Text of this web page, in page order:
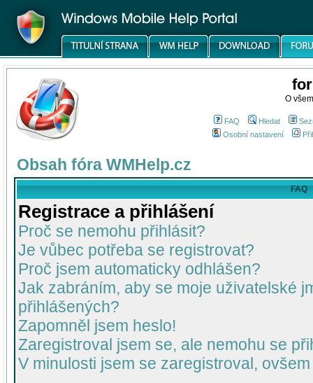
O
FAQ Hledat
Osobní nastavení
Obsah fóra WMHelp.cz
FAQ
Registrace a přihlášení
Proč se nemohu přihlásit?
Je vůbec potřeba se registrovat?
Proč jsem automaticky odhlášen?
Jak zabráním, aby se moje uživatelské
přihlášených?
Zapomněl jsem heslo!
Zaregistroval jsem se, ale nemohu se
V minulosti jsem se zaregistroval,